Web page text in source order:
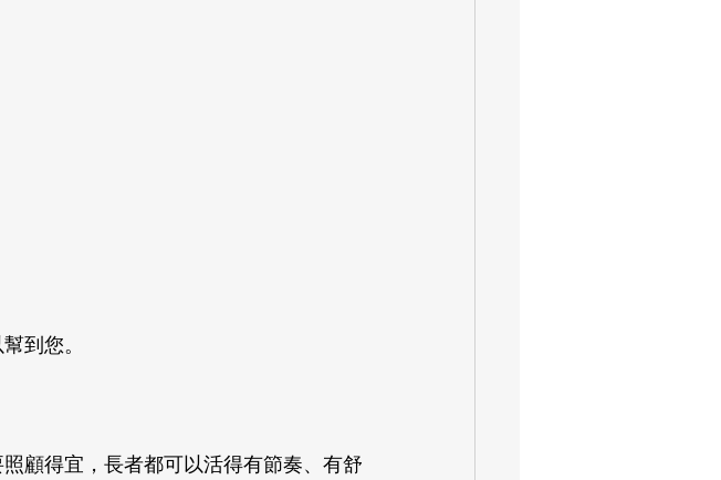
到您。
顧得宜，長者都可以活得有節奏、有舒